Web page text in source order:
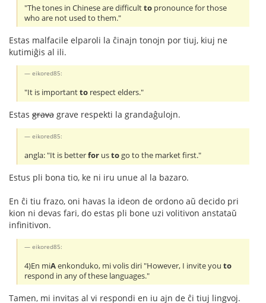
"The tones in Chinese are difficultto pronounce for those
who are not used to them."
Estas malfacile elparoli la ĉinajn tonojn por tiuj, kiuj ne
kutimiĝis al ili.
eikored85:
"It is importantto respect elders."
Estas grava grave respekti la grandaĝulojn.
eikored85:
angla: "It is betterfor ustogo to the market first."
Estus pli bona tio, ke ni iru unue al la bazaro.
En ĉi tiu frazo, oni havas la ideon de ordono aŭ decido pri
kion ni devas fari, do estas pli bone uzi volitivon anstataŭ
infinitivon.
eikored85:
4)En miAenkonduko, mi volis diri "However, I invite youto
respond in any of these languages."
Tamen, mi invitas al vi respondi en iu ajn de ĉi tiuj lingvoj.